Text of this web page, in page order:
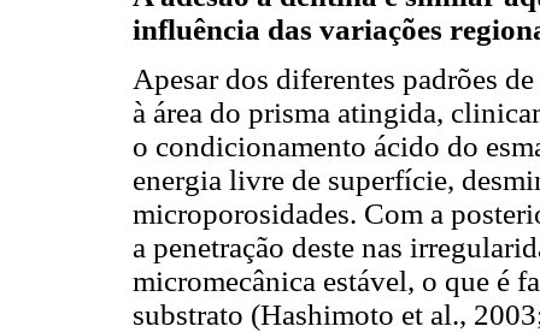
influência das variações
Apesar dos diferentes padrões
à área do prisma atingida,
o condicionamento ácido do
energia livre de superfície,
microporosidades. Com a
a penetração deste nas
micromecânica estável, o que é
substrato (Hashimoto et al.,